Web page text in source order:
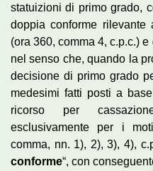
statuizioni di primo grado,
doppia conforme rilevante
(ora 360, comma 4, c.p.c.) e
nel senso che, quando la
decisione di primo grado
medesimi fatti posti a
ricorso per
esclusivamente per i
comma, nn. 1), 2), 3), 4),
conforme“, con